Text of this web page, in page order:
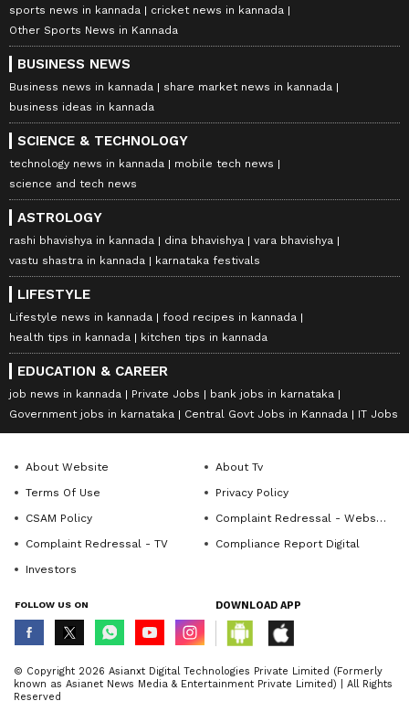
sports news in kannada
cricket news in kannada
Other Sports News in Kannada
BUSINESS NEWS
Business news in kannada
share market news in kannada
business ideas in kannada
SCIENCE & TECHNOLOGY
technology news in kannada
mobile tech news
science and tech news
ASTROLOGY
rashi bhavishya in kannada dina bhavishya
vara bhavishya
vastu shastra in kannada
karnataka festivals
LIFESTYLE
Lifestyle news in kannada
food recipes in kannada
health tips in kannada
kitchen tips in kannada
EDUCATION & CAREER
job news in kannada Private Jobs
bank jobs in karnataka
Government jobs in karnataka
Central Govt Jobs in Kannada IT Jobs
About Website
About Tv
Terms Of Use
Privacy Policy
CSAM Policy
Complaint Redressal - Website
Complaint Redressal - TV
Compliance Report Digital
Investors
FOLLOW US ON DOWNLOAD APP
© Copyright 2026 Asianxt Digital Technologies Private Limited (Formerly
known as Asianet News Media & Entertainment Private Limited) | All Rights
Reserved